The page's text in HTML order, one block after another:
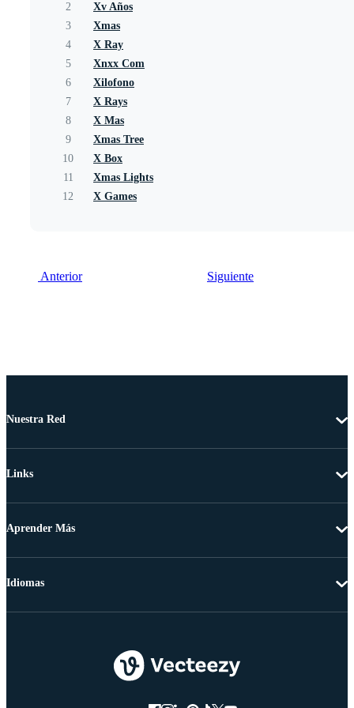
2
Xv Años
3
Xmas
4
X Ray
5
Xnxx Com
6
Xilofono
7
X Rays
8
X Mas
9
Xmas Tree
10
X Box
11
Xmas Lights
12
X Games
Anterior Siguiente
Nuestra Red
Links
Aprender Más
Idiomas